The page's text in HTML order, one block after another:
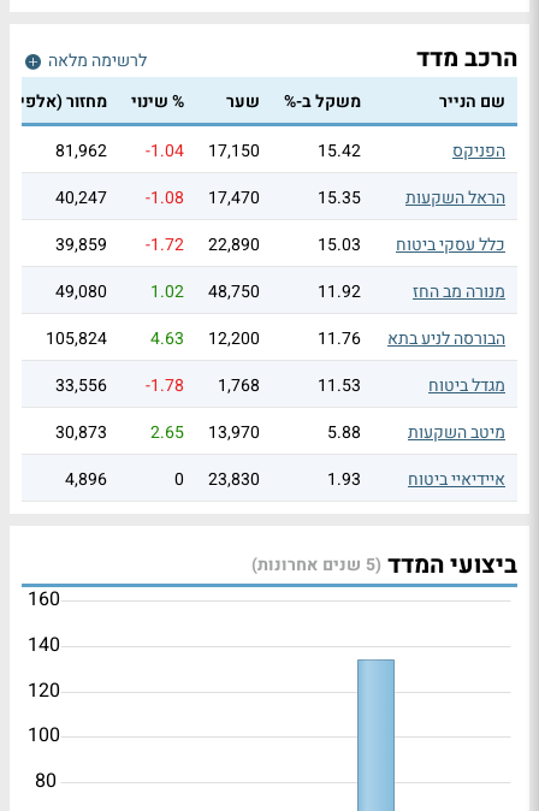
הרכב מדד
לרשימה מלאה
שם הנייר
משקל ב-% שער % שינוי מחזור(אלפי
הפניקס
15.42
17,150
-1.04
81,962
הראל השקעות
15.35
17,470
-1.08
40,247
כלל עסקי ביטוח
15.03
22,890
-1.72
39,859
מנורה מב החז
11.92
48,750
1.02
49,080
הבורסה לניע בתא
11.76
12,200
4.63
105,824
מגדל ביטוח
11.53
1,768
-1.78
33,556
מיטב השקעות
5.88
13,970
2.65
30,873
איידיאיי ביטוח
1.93
23,830
0
4,896
ביצועי המדד (5 שנים אחרונות)
80
100
120
140
160